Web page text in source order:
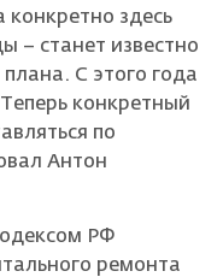
здесь
– станет известно
С этого года
конкретный
по
Антон
РФ
ремонта